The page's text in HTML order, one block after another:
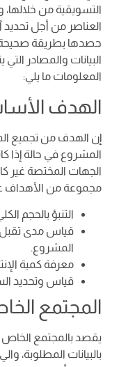
التسويقية من
العناصر من أجل
حصدها بطريقة
البيانات والمصادر
المعلومات ما يلي:
الهدف
إن الهدف من تجميع
المشروع في حالة إذا
الجهات المختصة غير
مجموعة من الأهداف
التنبؤ بالحجم
قياس مدى تقبل
المشروع.
معرفة كمية
قياس وتحديد
المجتمع
يقصد بالمجتمع الخاص
بالبيانات المطلوبة،